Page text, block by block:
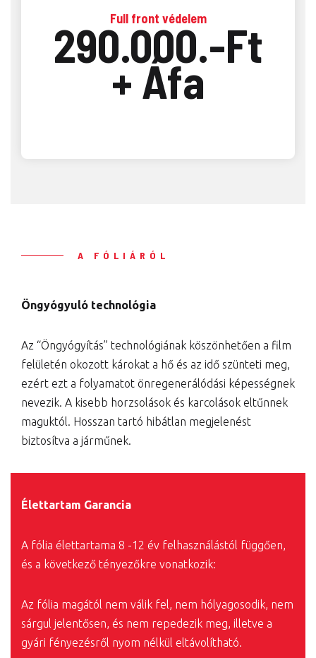
Full front védelem
290.000.-Ft
+ Áfa
A FÓLIÁRÓL
Öngyógyuló technológia
Az “Öngyógyítás” technológiának köszönhetően a film
felületén okozott károkat a hő és az idő szünteti meg,
ezért ezt a folyamatot önregenerálódási képességnek
nevezik. A kisebb horzsolások és karcolások eltűnnek
maguktól. Hosszan tartó hibátlan megjelenést
biztosítva a járműnek.
Élettartam Garancia
A fólia élettartama 8 -12 év felhasználástól függően,
és a következő tényezőkre vonatkozik:
Az fólia magától nem válik fel, nem hólyagosodik, nem
sárgul jelentősen, és nem repedezik meg, illetve a
gyári fényezésről nyom nélkül eltávolítható.